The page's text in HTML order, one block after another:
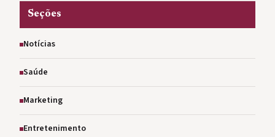
Seções
Notícias
Saúde
Marketing
Entretenimento